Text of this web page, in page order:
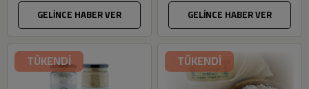
GELİNCE HABER VER GELİNCE HABER VER
TÜKENDİ TÜKENDİ